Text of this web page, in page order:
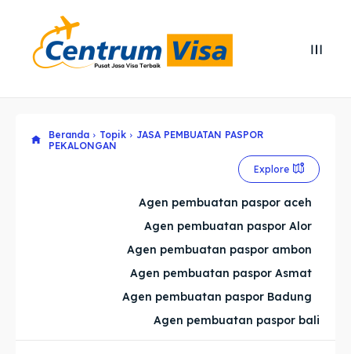
Explore our destinations
Explore our destinations
Beranda Topik
JASA PEMBUATAN PASPOR
PEKALONGAN
Explore
Agen pembuatan paspor aceh
Agen pembuatan paspor Alor
Agen pembuatan paspor ambon
Agen pembuatan paspor Asmat
Agen pembuatan paspor Badung
Agen pembuatan paspor bali